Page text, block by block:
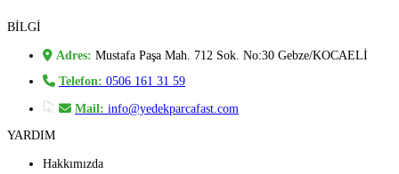
BİLGİ
Adres: Mustafa Paşa Mah. 712 Sok. No:30 Gebze/KOCAELİ
Telefon: 0506 161 31 59
Mail: info@yedekparcafast.com
YARDIM
Hakkımızda